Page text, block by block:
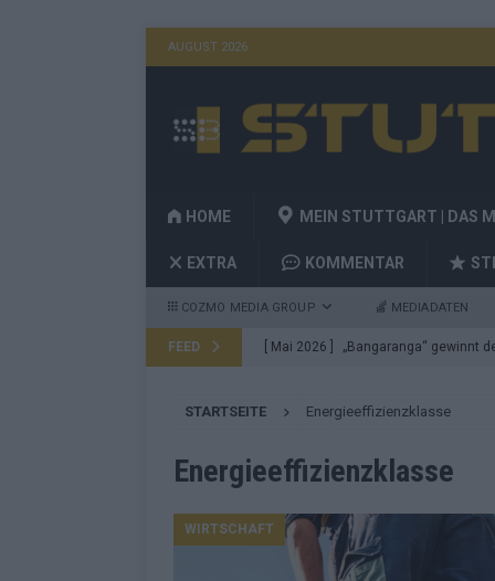
AUGUST 2026
HOME MEIN STUTTGART | DAS
EXTRA KOMMENTAR
COZMO MEDIA GROUP MEDIADATEN
FEED [ Mai 2026 ] „Bangaranga“ gewinnt
[ Mai 2026 ] Von JJ bis Lordi: Das
[ Mai 2026 ] Finnland auf Platz 17,
[ Mai 2026 ] ESC-Finale 2026:
KOMMENTAR
STARTSEITE Energieeffizienzklasse
Energieeffizienzklasse
WIRTSCHAFT